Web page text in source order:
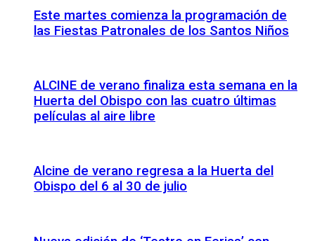
Este martes comienza la programación de
las Fiestas Patronales de los Santos Niños
ALCINE de verano finaliza esta semana en la
Huerta del Obispo con las cuatro últimas
películas al aire libre
Alcine de verano regresa a la Huerta del
Obispo del 6 al 30 de julio